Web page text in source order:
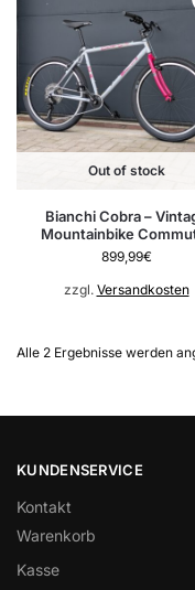
Out of stock
Bianchi Cobra –
Mountainbike
899,99€
zzgl. Versandkosten
Alle 2 Ergebnisse werden
KUNDENSERVICE
Kontakt
Warenkorb
Kasse